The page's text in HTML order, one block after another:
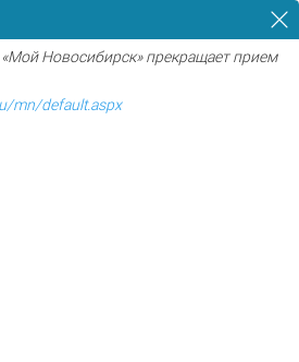
Новосибирск» прекращает прием
mn/default.aspx